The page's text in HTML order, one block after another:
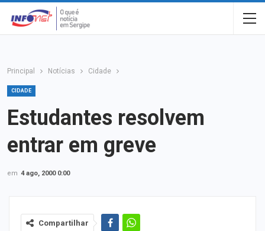
Principal Notícias Cidade
CIDADE
Estudantes resolvem
entrar em greve
em 4 ago, 2000 0:00
Compartilhar